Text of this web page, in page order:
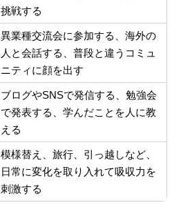
挑戦する
異業種交流会に参加する、海外の
人と会話する、普段と違うコミュ
ニティに顔を出す
ブログやSNSで発信する、勉強会
で発表する、学んだことを人に教
える
模様替え、旅行、引っ越しなど、
日常に変化を取り入れて吸収力を
刺激する